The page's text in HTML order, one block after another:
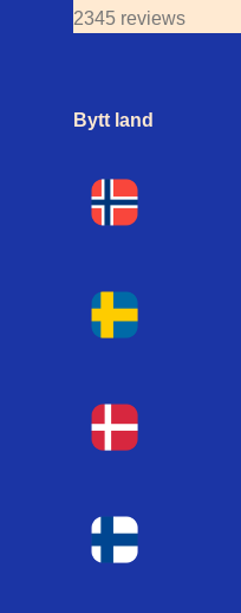
2345 reviews
Bytt land